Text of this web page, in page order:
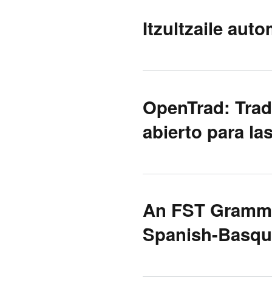
Itzultzaile
OpenTrad:
abierto para
An FST
Spanish-